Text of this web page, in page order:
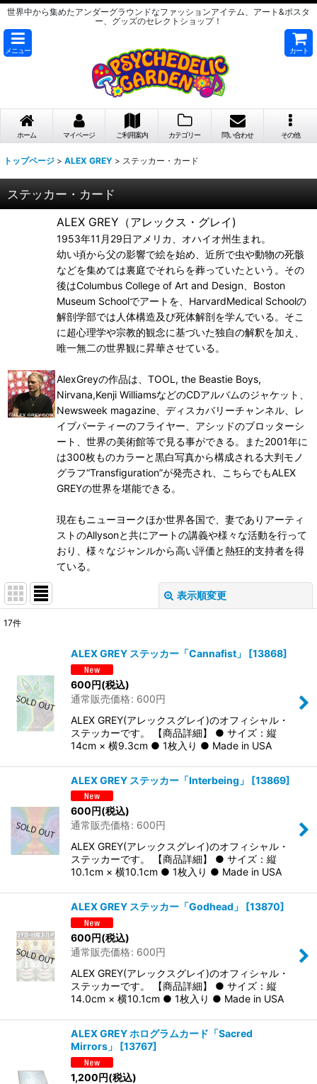
世界中から集めたアンダーグラウンドなファッションアイテム、アート&ポスタ
ー、グッズのセレクトショップ！
メニュー カート
ホーム マイページ ご利用案内 カテゴリー 問い合わせ その他
トップページ > ALEX GREY > ステッカー・カード
ステッカー・カード
ALEX GREY（アレックス・グレイ)
1953年11月29日アメリカ、オハイオ州生まれ。
幼い頃から父の影響で絵を始め、近所で虫や動物の死骸
などを集めては裏庭でそれらを葬っていたという。その
後はColumbus College of Art and Design、Boston
Museum Schoolでアートを、HarvardMedical Schoolの
解剖学部では人体構造及び死体解剖を学んでいる。そこ
に超心理学や宗教的観念に基づいた独自の解釈を加え、
唯一無二の世界観に昇華させている。
AlexGreyの作品は、TOOL, the Beastie Boys,
Nirvana,Kenji WilliamsなどのCDアルバムのジャケット、
Newsweek magazine、ディスカバリーチャンネル、レ
イブパーティーのフライヤー、アシッドのブロッターシ
ート、世界の美術館等で見る事ができる。また2001年に
は300枚ものカラーと黒白写真から構成される大判モノ
グラフ“Transfiguration”が発売され、こちらでもALEX
GREYの世界を堪能できる。
現在もニューヨークほか世界各国で、妻でありアーティ
ストのAllysonと共にアートの講義や様々な活動を行って
おり、様々なジャンルから高い評価と熱狂的支持者を得
ている。
表示順変更
並び順:
絞り込む
17件
ALEX GREY ステッカー「Cannafist」 [13868]
600円(税込)
通常販売価格: 600円
ALEX GREY(アレックスグレイ)のオフィシャル・
ステッカーです。 【商品詳細】 ● サイズ：縦
14cm × 横9.3cm ● 1枚入り ● Made in USA
ALEX GREY ステッカー「Interbeing」 [13869]
600円(税込)
通常販売価格: 600円
ALEX GREY(アレックスグレイ)のオフィシャル・
ステッカーです。 【商品詳細】 ● サイズ：縦
10.1cm × 横10.1cm ● 1枚入り ● Made in USA
ALEX GREY ステッカー「Godhead」 [13870]
600円(税込)
通常販売価格: 600円
ALEX GREY(アレックスグレイ)のオフィシャル・
ステッカーです。 【商品詳細】 ● サイズ：縦
14.0cm × 横10.1cm ● 1枚入り ● Made in USA
ALEX GREY ホログラムカード「Sacred
Mirrors」
[13767]
1,200円(税込)